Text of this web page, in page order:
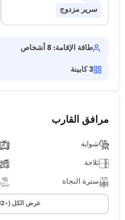
سرير مزدوج
طاقة الإقامة: 8 أشخاص
3 كابينة
مرافق القارب
شواية
ثلاجة
سترة النجاة
عرض الكل (+12)